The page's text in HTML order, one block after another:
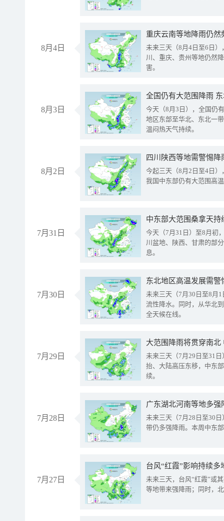
8月4日
重庆云南等地降雨仍然
未来三天（8月4日至6日
川、重庆、贵州等地仍然
害。
8月3日
全国仍有大范围降雨
今天（8月3日），全国仍
地区东部至华北、东北一
温闷热天气持续。
8月2日
今起三天（8月2日至4日
我国中东部仍有大范围高
7月31日
中东部大范围桑拿天
今天（7月31日）至8月初
川盆地、陕西、甘肃的部
息。
7月30日
东北地区高温发展需
未来三天（7月30日至8月
流性降水。同时，从华北
全天候在线。
7月29日
大范围降雨将贯穿南
未来三天（7月29日至31
抬、大陆高压东移，中东
续。
7月28日
广东湖北河南等地多
未来三天（7月28日至30
带仍多强降雨。本周中东
7月27日
台风“红霞”影响持续
未来三天，台风“红霞”或
等地带来强降雨；同时，